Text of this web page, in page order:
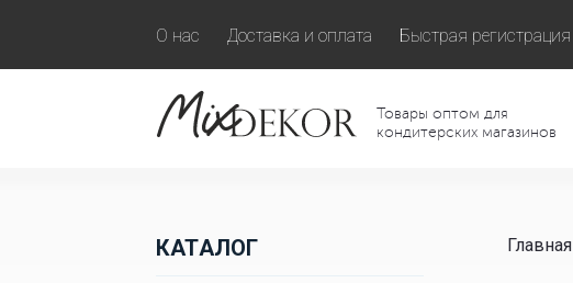
О нас Доставка и оплата Быстрая регистрация
Товары оптом для
кондитерских магазинов
КАТАЛОГ Главная